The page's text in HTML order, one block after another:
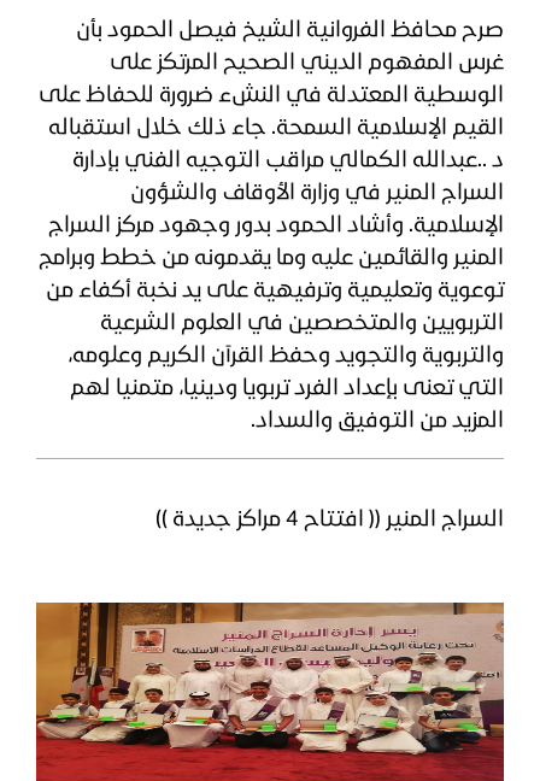
صرح محافظ الفروانية الشيخ فيصل الحمود بأن
غرس المفهوم الديني الصحيح المرتكز على
الوسطية المعتدلة في النشء ضرورة للحفاظ على
القيم الإسلامية السمحة. جاء ذلك خلال استقباله
د ..عبدالله الكمالي مراقب التوجيه الفني بإدارة
السراج المنير في وزارة الأوقاف والشؤون
الإسلامية. وأشاد الحمود بدور وجهود مركز السراج
المنير والقائمين عليه وما يقدمونه من خطط وبرامج
توعوية وتعليمية وترفيهية على يد نخبة أكفاء من
التربويين والمتخصصين في العلوم الشرعية
والتربوية والتجويد وحفظ القرآن الكريم وعلومه،
التي تعنى بإعداد الفرد تربويا ودينيا، متمنيا لهم
المزيد من التوفيق والسداد.
السراج المنير (( افتتاح 4 مراكز جديدة ))